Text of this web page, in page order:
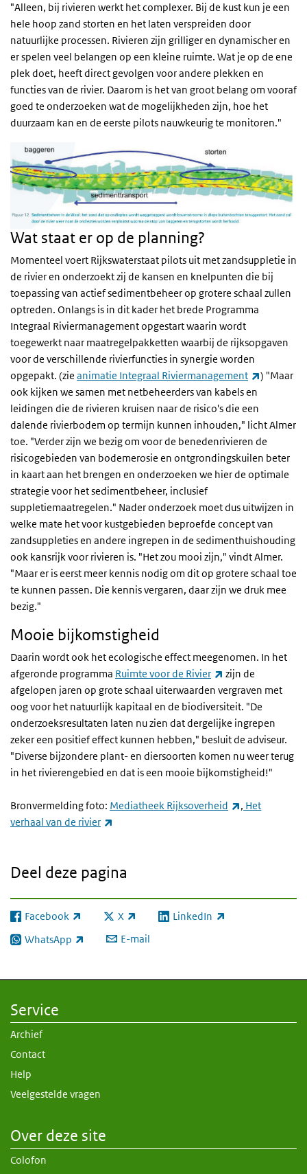
"Alleen, bij rivieren werkt het complexer. Bij de kust kun je een
hele hoop zand storten en het laten verspreiden door
natuurlijke processen. Rivieren zijn grilliger en dynamischer en
er spelen veel belangen op een kleine ruimte. Wat je op de ene
plek doet, heeft direct gevolgen voor andere plekken en
functies van de rivier. Daarom is het van groot belang om vooraf
goed te onderzoeken wat de mogelijkheden zijn, hoe het
duurzaam kan en de eerste pilots nauwkeurig te monitoren."
Wat staat er op de planning?
Momenteel voert Rijkswaterstaat pilots uit met zandsuppletie in
de rivier en onderzoekt zij de kansen en knelpunten die bij
toepassing van actief sedimentbeheer op grotere schaal zullen
optreden. Onlangs is in dit kader het brede Programma
Integraal Riviermanagement opgestart waarin wordt
toegewerkt naar maatregelpakketten waarbij de rijksopgaven
voor de verschillende rivierfuncties in synergie worden
opgepakt. (zie animatie Integraal Riviermanagement (externe
) "Maar
ook kijken we samen met netbeheerders van kabels en
leidingen die de rivieren kruisen naar de risico's die een
dalende rivierbodem op termijn kunnen inhouden," licht Almer
toe. "Verder zijn we bezig om voor de benedenrivieren de
risicogebieden van bodemerosie en ontgrondingskuilen beter
in kaart aan het brengen en onderzoeken we hier de optimale
strategie voor het sedimentbeheer, inclusief
suppletiemaatregelen." Nader onderzoek moet dus uitwijzen in
welke mate het voor kustgebieden beproefde concept van
zandsuppleties en andere ingrepen in de sedimenthuishouding
ook kansrijk voor rivieren is. "Het zou mooi zijn," vindt Almer.
"Maar er is eerst meer kennis nodig om dit op grotere schaal toe
te kunnen passen. Die kennis vergaren, daar zijn we druk mee
bezig."
Mooie bijkomstigheid
Daarin wordt ook het ecologische effect meegenomen. In het
afgeronde programma Ruimte voor de Rivier (externe link)
zijn de
afgelopen jaren op grote schaal uiterwaarden vergraven met
oog voor het natuurlijk kapitaal en de biodiversiteit. "De
onderzoeksresultaten laten nu zien dat dergelijke ingrepen
zeker een positief effect kunnen hebben," besluit de adviseur.
"Diverse bijzondere plant- en diersoorten komen nu weer terug
in het rivierengebied en dat is een mooie bijkomstigheid!"
Bronvermelding foto: Mediatheek Rijksoverheid (externe link)
, Het
verhaal van de rivier
Deel deze pagina
Facebook
(externe link) X
(externe link) LinkedIn
(externe link)
WhatsApp
(externe link) E-mail
Service
Archief
Contact
Help
Veelgestelde vragen
Over deze site
Colofon